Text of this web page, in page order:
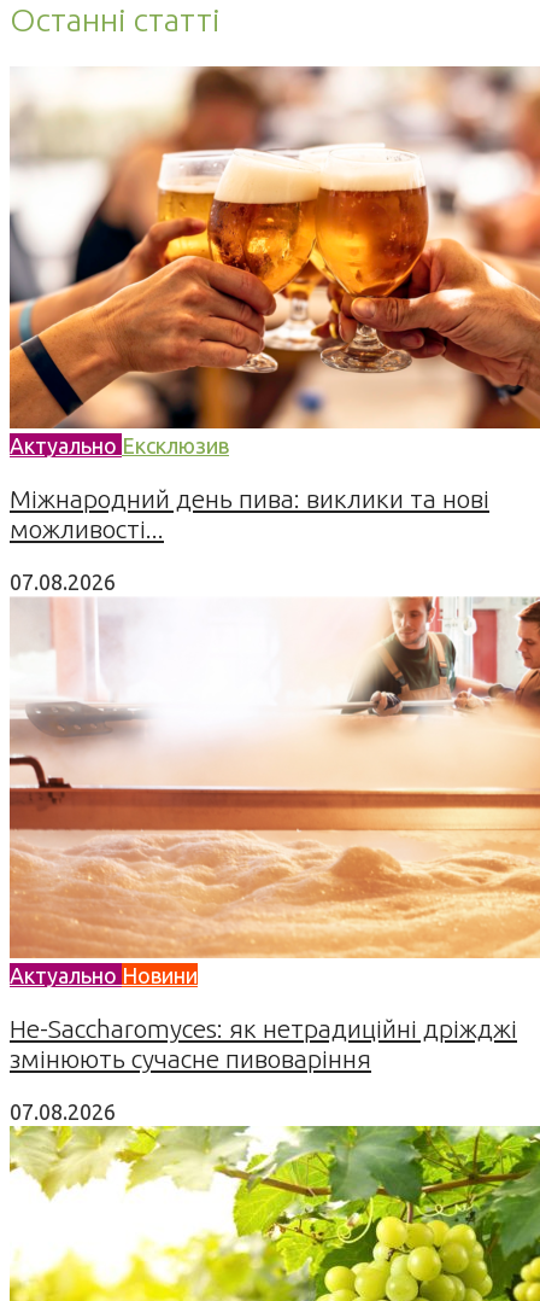
Останні статті
Актуально Ексклюзив
Міжнародний день пива: виклики та нові
можливості...
07.08.2026
Актуально Новини
Не-Saccharomyces: як нетрадиційні дріжджі
змінюють сучасне пивоваріння
07.08.2026